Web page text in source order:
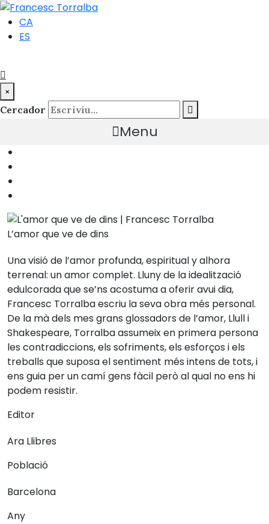
CA
ES
×
Cercador
Menu
L’amor que ve de dins
Una visió de l’amor profunda, espiritual y alhora
terrenal: un amor complet. Lluny de la idealització
edulcorada que se’ns acostuma a oferir avui dia,
Francesc Torralba escriu la seva obra més personal.
De la mà dels mes grans glossadors de l’amor, Llull i
Shakespeare, Torralba assumeix en primera persona
les contradiccions, els sofriments, els esforços i els
treballs que suposa el sentiment més intens de tots, i
ens guia per un camí gens fàcil però al qual no ens hi
podem resistir.
Editor
Ara Llibres
Població
Barcelona
Any